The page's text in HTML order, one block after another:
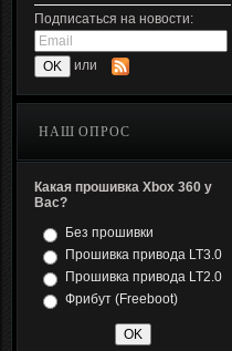
Подписаться на новости:
или
НАШ ОПРОС
Какая прошивка Xbox 360 у
Вас?
Без прошивки
Прошивка привода LT3.0
Прошивка привода LT2.0
Фрибут (Freeboot)